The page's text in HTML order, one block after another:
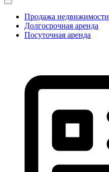
Продажа недвижимости
Долгосрочная аренда
Посуточная аренда